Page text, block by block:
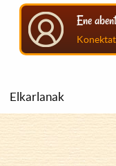
Ene
Elkarlanak